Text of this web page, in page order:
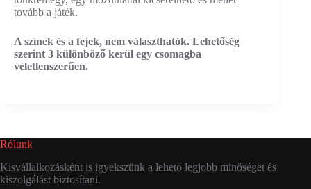
tovább a játék.
A színek és a fejek, nem választhatók. Lehetőség
szerint 3 különböző kerül egy csomagba
véletlenszerűen.
Rólunk
Kisvállalkozásként is igyekszünk a lehető legjobb minőséget és
kiszolgálást biztosítani.